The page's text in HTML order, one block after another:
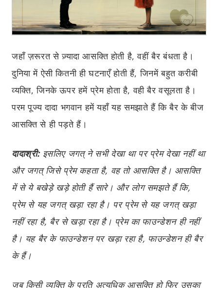
जहाँ ज़रूरत से ज़्यादा आसक्ति होती है, वहीं बैर बंधता है।
दुनिया में ऐसी कितनी ही घटनाएँ होती हैं, जिनमें बहुत करीबी
व्यक्ति, जिनके ऊपर हमें प्रेम होता है, वही बैर वसूलता है।
परम पूज्य दादा भगवान हमें यहाँ यह समझाते हैं कि बैर के बीज
आसक्ति से ही पड़ते हैं।
दादाश्री: इसलिए जगत् ने सभी देखा था पर प्रेम देखा नहीं था
और जगत् जिसे प्रेम कहता है, वह तो आसक्ति है। आसक्ति
में से ये बखेड़े खड़े होती हैं सारे। और लोग समझते हैं कि,
प्रेम से यह जगत् खड़ा रहा है। पर प्रेम से यह जगत् खड़ा
नहीं रहा है, बैर से खड़ा रहा है। प्रेम का फाउन्डेशन ही नहीं
है। यह बैर के फाउन्डेशन पर खड़ा रहा है, फाउन्डेशन ही बैर
के हैं।
जब किसी व्यक्ति के प्रति अत्यधिक आसक्ति हो फिर उसका